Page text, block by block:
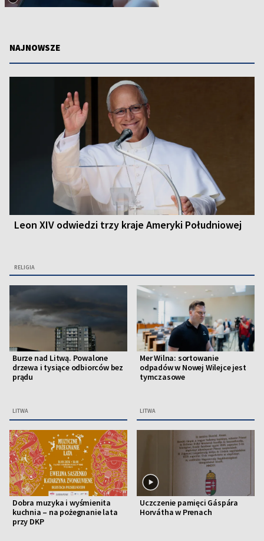
NAJNOWSZE
Leon XIV odwiedzi trzy kraje Ameryki Południowej
RELIGIA
Burze nad Litwą. Powalone
drzewa i tysiące odbiorców bez
prądu
LITWA
Mer Wilna: sortowanie
odpadów w Nowej Wilejce jest
tymczasowe
LITWA
Dobra muzyka i wyśmienita
kuchnia – na pożegnanie lata
przy DKP
Uczczenie pamięci Gáspára
Horvátha w Prenach